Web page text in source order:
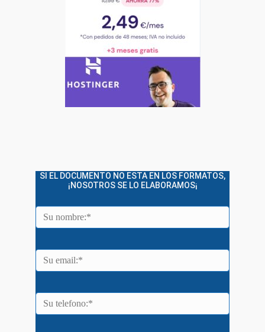
SI EL DOCUMENTO NO ESTA EN LOS FORMATOS,
¡NOSOTROS SE LO ELABORAMOS¡